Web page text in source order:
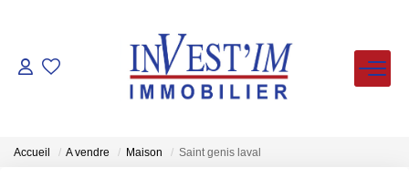
ACHETER
LOUER
Accueil A vendre Maison Saint genis laval